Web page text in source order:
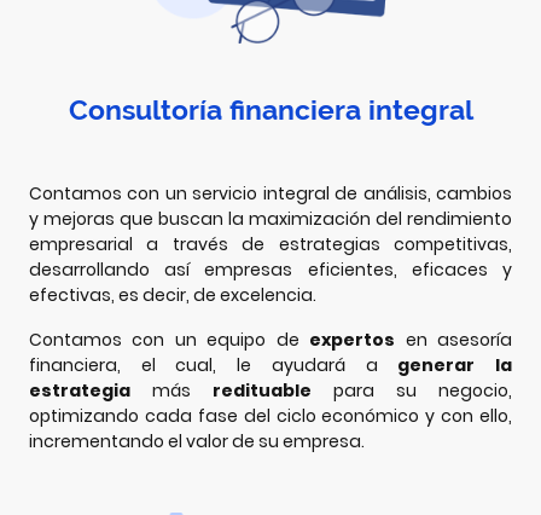
Consultoría financiera integral
Contamos con un servicio integral de análisis, cambios
y mejoras que buscan la maximización del rendimiento
empresarial a través de estrategias competitivas,
desarrollando así empresas eficientes, eficaces y
efectivas, es decir, de excelencia.
Contamos con un equipo de expertos en asesoría
financiera, el cual, le ayudará a generar la
estrategia más redituable para su negocio,
optimizando cada fase del ciclo económico y con ello,
incrementando el valor de su empresa.